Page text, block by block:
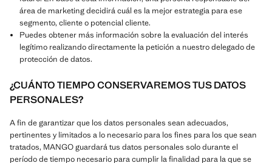
área de marketing decidirá cuál es la mejor estrategia para ese
segmento, cliente o potencial cliente.
Puedes obtener más información sobre la evaluación del interés
legítimo realizando directamente la petición a nuestro delegado de
protección de datos.
¿CUÁNTO TIEMPO CONSERVAREMOS TUS DATOS
PERSONALES?
A fin de garantizar que los datos personales sean adecuados,
pertinentes y limitados a lo necesario para los fines para los que sean
tratados, MANGO guardará tus datos personales solo durante el
período de tiempo necesario para cumplir la finalidad para la que se